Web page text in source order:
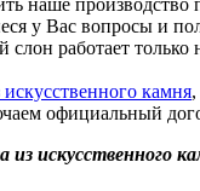
наше производство
у Вас вопросы и
работает
камня
официальный
из искусственного